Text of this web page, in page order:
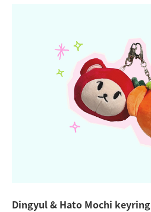
Dingyul & Hato Mochi keyring